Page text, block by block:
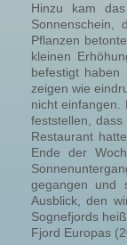
Hinzu kam
Sonnenschein,
Pflanzen
kleinen
befestigt
zeigen wie
nicht einfangen.
feststellen,
Restaurant
Ende der
gegangen und
Ausblick, den
Sognefjords
Fjord Europas